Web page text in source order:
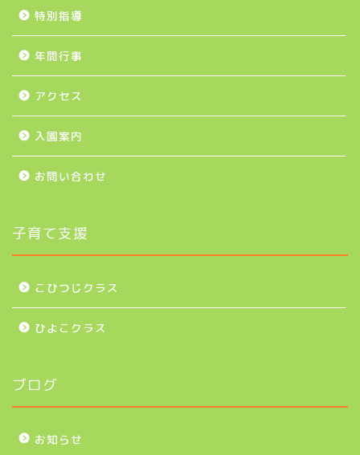
特別指導
年間行事
アクセス
入園案内
お問い合わせ
子育て支援
こひつじクラス
ひよこクラス
ブログ
お知らせ